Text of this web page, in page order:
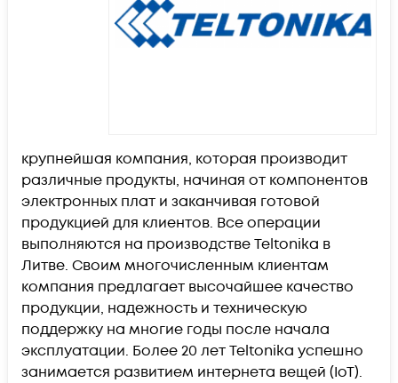
крупнейшая компания, которая производит
различные продукты, начиная от компонентов
электронных плат и заканчивая готовой
продукцией для клиентов. Все операции
выполняются на производстве Teltonika в
Литве. Своим многочисленным клиентам
компания предлагает высочайшее качество
продукции, надежность и техническую
поддержку на многие годы после начала
эксплуатации. Более 20 лет Teltonika успешно
занимается развитием интернета вещей (IoT).